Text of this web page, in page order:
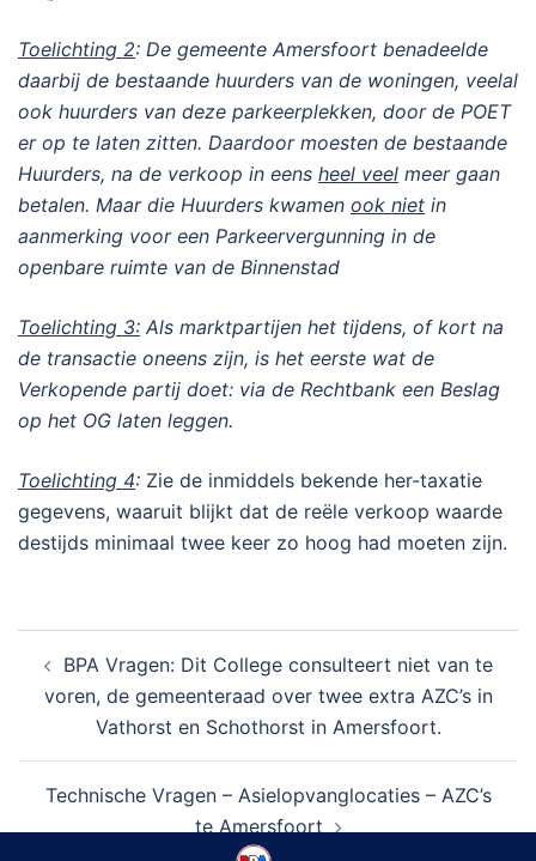
Toelichting 2: De gemeente Amersfoort benadeelde
daarbij de bestaande huurders van de woningen, veelal
ook huurders van deze parkeerplekken, door de POET
er op te laten zitten. Daardoor moesten de bestaande
Huurders, na de verkoop in eens heel veel meer gaan
betalen. Maar die Huurders kwamen ook niet in
aanmerking voor een Parkeervergunning in de
openbare ruimte van de Binnenstad
Toelichting 3: Als marktpartijen het tijdens, of kort na
de transactie oneens zijn, is het eerste wat de
Verkopende partij doet: via de Rechtbank een Beslag
op het OG laten leggen.
Toelichting 4: Zie de inmiddels bekende her-taxatie
gegevens, waaruit blijkt dat de reële verkoop waarde
destijds minimaal twee keer zo hoog had moeten zijn.
navigatie
BPA Vragen: Dit College consulteert niet van te
voren, de gemeenteraad over twee extra AZC’s in
Vathorst en Schothorst in Amersfoort.
Technische Vragen – Asielopvanglocaties – AZC’s
te Amersfoort